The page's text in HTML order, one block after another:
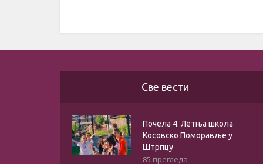
варијанти.
Опције
бити
страници
производа.
Све вести
Почела 4. Летња школа
Косовско Поморавље у
Штрпцу
85 прегледа